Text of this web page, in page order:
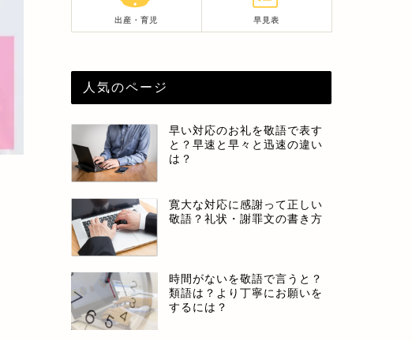
出産・育児 早見表
人気のページ
早い対応のお礼を敬語で表す
と？早速と早々と迅速の違い
は？
寛大な対応に感謝って正しい
敬語？礼状・謝罪文の書き方
時間がないを敬語で言うと？
類語は？より丁寧にお願いを
するには？